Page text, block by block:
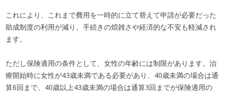
これにより、これまで費用を一時的に立て替えて申請が必要だった
助成制度の利用が減り、手続きの煩雑さや経済的な不安も軽減され
ます。
ただし保険適用の条件として、女性の年齢には制限があります。治
療開始時に女性が43歳未満である必要があり、40歳未満の場合は通
算6回まで、40歳以上43歳未満の場合は通算3回までが保険適用の